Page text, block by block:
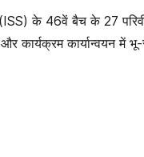
के 46वें बैच के 27
कार्यक्रम कार्यान्वयन में